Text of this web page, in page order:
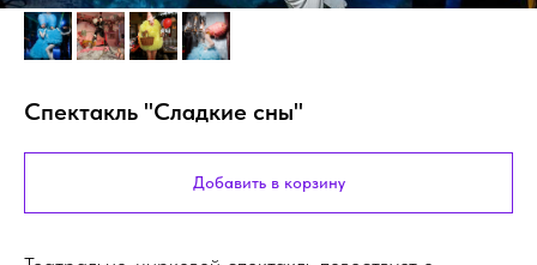
Спектакль "Сладкие сны"
Добавить в корзину